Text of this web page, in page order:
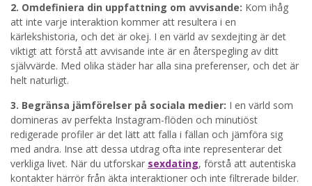
2. Omdefiniera din uppfattning om avvisande: Kom ihåg
att inte varje interaktion kommer att resultera i en
kärlekshistoria, och det är okej. I en värld av sexdejting är det
viktigt att förstå att avvisande inte är en återspegling av ditt
självvärde. Med olika städer har alla sina preferenser, och det är
helt naturligt.
3. Begränsa jämförelser på sociala medier: I en värld som
domineras av perfekta Instagram-flöden och minutiöst
redigerade profiler är det lätt att falla i fällan och jämföra sig
med andra. Inse att dessa utdrag ofta inte representerar det
verkliga livet. När du utforskar sexdating, förstå att autentiska
kontakter härrör från äkta interaktioner och inte filtrerade bilder.